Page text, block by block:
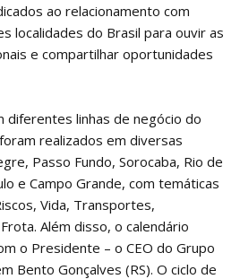
ao relacionamento com
localidades do Brasil para ouvir as
e compartilhar oportunidades
diferentes linhas de negócio do
realizados em diversas
Passo Fundo, Sorocaba, Rio de
e Campo Grande, com temáticas
Vida, Transportes,
Além disso, o calendário
o Presidente – o CEO do Grupo
Bento Gonçalves (RS). O ciclo de